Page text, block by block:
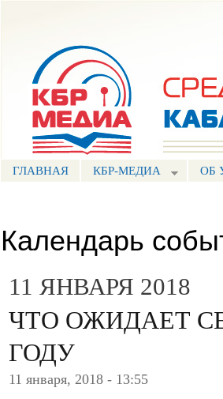
ГЛАВНАЯ КБР-МЕДИА ОБ
Календарь
11 ЯНВАРЯ 2018
ЧТО ОЖИДАЕТ
ГОДУ
11 января, 2018 - 13:55